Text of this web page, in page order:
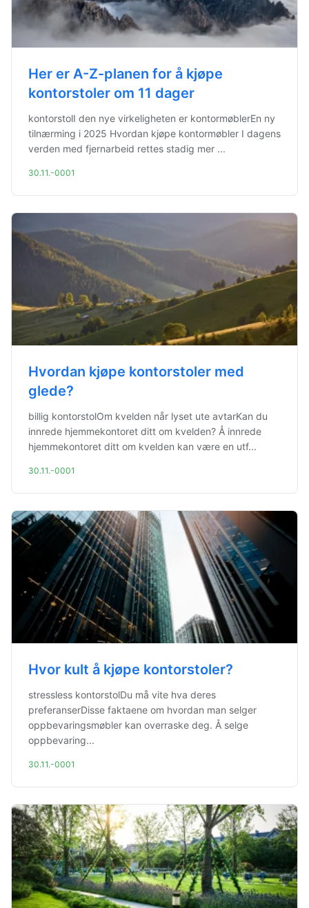
Her er A-Z-planen for å kjøpe
kontorstoler om 11 dager
kontorstolI den nye virkeligheten er kontormøblerEn ny
tilnærming i 2025 Hvordan kjøpe kontormøbler I dagens
verden med fjernarbeid rettes stadig mer ...
30.11.-0001
Hvordan kjøpe kontorstoler med
glede?
billig kontorstolOm kvelden når lyset ute avtarKan du
innrede hjemmekontoret ditt om kvelden? Å innrede
hjemmekontoret ditt om kvelden kan være en utf...
30.11.-0001
Hvor kult å kjøpe kontorstoler?
stressless kontorstolDu må vite hva deres
preferanserDisse faktaene om hvordan man selger
oppbevaringsmøbler kan overraske deg. Å selge
oppbevaring...
30.11.-0001